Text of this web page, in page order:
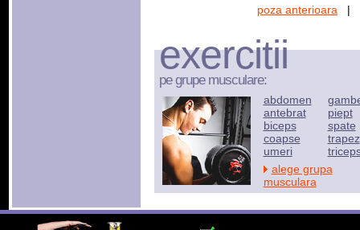
poza anterioara |
exercitii
pe grupe musculare:
abdomen
antebrat
biceps
coapse
umeri
piept
spate
trapez
alege grupa
musculara